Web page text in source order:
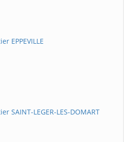
EPPEVILLE
SAINT-LEGER-LES-DOMART